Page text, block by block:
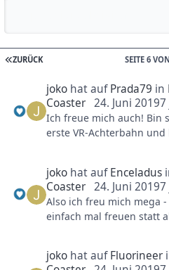
ZURÜCK SEITE 6
joko hat aufPrada79 in
Coaster 24. Juni 20197
Ich freue mich auch! Bin
erste VR-Achterbahn
brauche
Außerdem freue ich mich
Auch wenn der Gang
Grün. Ich war
aber doch mittlerweile,
joko hat aufEnceladus
Coaster 24. Juni 20197
Also ich freu mich mega
einfach mal freuen statt
joko hat aufFluorineer